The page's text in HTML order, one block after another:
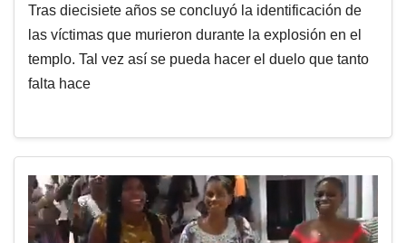
Tras diecisiete años se concluyó la identificación de
las víctimas que murieron durante la explosión en el
templo. Tal vez así se pueda hacer el duelo que tanto
falta hace